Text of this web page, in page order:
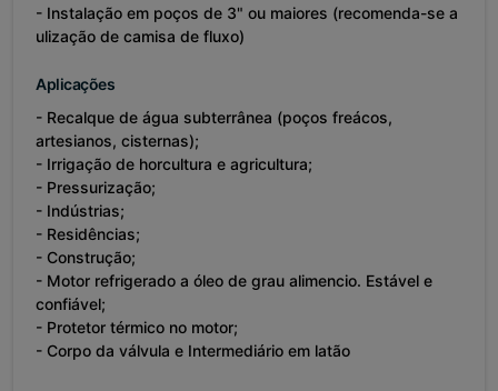
- Instalação em poços de 3" ou maiores (recomenda-se a
ulização de camisa de fluxo)
Aplicações
- Recalque de água subterrânea (poços freácos,
artesianos, cisternas);
- Irrigação de horcultura e agricultura;
- Pressurização;
- Indústrias;
- Residências;
- Construção;
- Motor refrigerado a óleo de grau alimencio. Estável e
confiável;
- Protetor térmico no motor;
- Corpo da válvula e Intermediário em latão